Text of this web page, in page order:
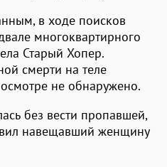
в ходе поисков
многоквартирного
Старый Хопер.
смерти на теле
не обнаружено.
без вести пропавшей,
навещавший женщину